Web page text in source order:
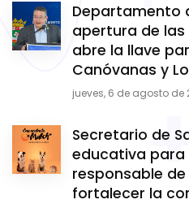
Departamento
apertura de
abre la llave
Canóvanas y
jueves, 6 de agosto de
Secretario de
educativa para
responsable
fortalecer la